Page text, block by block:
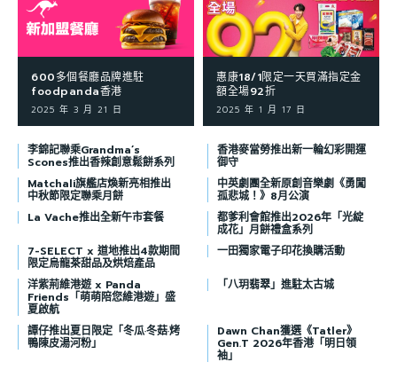
600多個餐廳品牌進駐
foodpanda香港
2025 年 3 月 21 日
惠康18/1限定一天買滿指定金
額全場92折
2025 年 1 月 17 日
李錦記聯乘Grandma’s
Scones推出香辣創意鬆餅系列
香港麥當勞推出新一輪幻彩開運
御守
Matchali旗艦店煥新亮相推出
中秋節限定聯乘月餅
中英劇團全新原創音樂劇《勇闖
孤悲城！》8月公演
La Vache推出全新午市套餐
都爹利會館推出2026年「光綻
成花」月餅禮盒系列
7-SELECT x 道地推出4款期間
限定烏龍茶甜品及烘焙產品
一田獨家電子印花換購活動
洋紫荊維港遊 x Panda
Friends「萌萌陪您維港遊」盛
夏啟航
「八玥翡翠」進駐太古城
譚仔推出夏日限定「冬瓜·冬菇·烤
鴨陳皮湯河粉」
Dawn Chan獲選《Tatler》
Gen.T 2026年香港「明日領
袖」